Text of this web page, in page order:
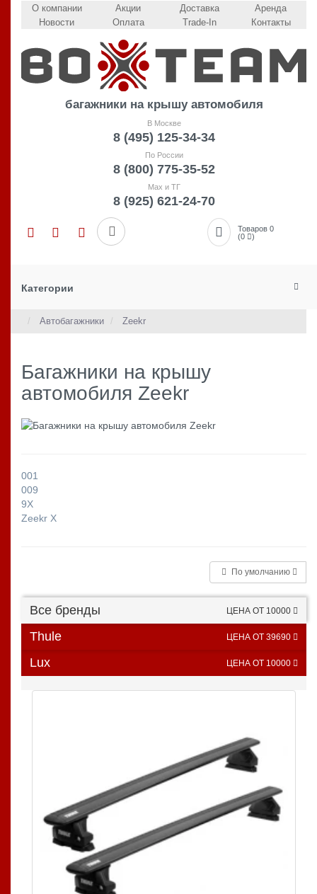
О компании
Новости
Акции
Оплата
Доставка
Trade-In
Аренда
Контакты
багажники на крышу автомобиля
В Москве
8 (495) 125-34-34
По России
8 (800) 775-35-52
Max и ТГ
8 (925) 621-24-70
Товаров 0
(0
)
Категории
Автобагажники Zeekr
Багажники на крышу
автомобиля Zeekr
001
009
9X
Zeekr X
По умолчанию
Все бренды ЦЕНА ОТ 10000
Thule ЦЕНА ОТ 39690
Lux ЦЕНА ОТ 10000